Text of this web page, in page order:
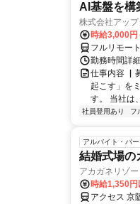
AI基盤を構
株式会社アッ
時給3,000円
フルリモート
勤務時間詳
仕事内容
起こす」を
す。 当社は
社員登用あり フ
アルバイト・パー
結婚式場の
アカガネリゾ
時給1,350円
アクセス 京